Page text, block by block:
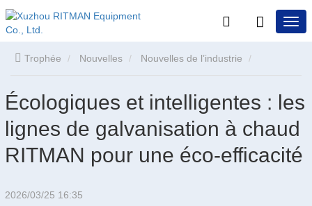
Trophée Nouvelles Nouvelles de l’industrie
Écologiques et intelligentes : les lignes de galvanisation à chaud
RITMAN pour une éco-efficacité
Écologiques et intelligentes : les
lignes de galvanisation à chaud
RITMAN pour une éco-efficacité
2026/03/25 16:35